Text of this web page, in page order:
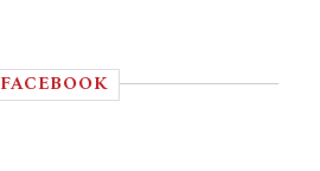
FACEBOOK